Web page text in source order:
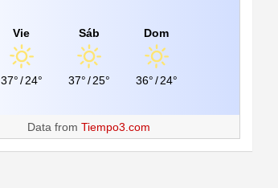
Vie
37°/ 24°
Sáb
37°/ 25°
Dom
36°/ 24°
Data fromTiempo3.com